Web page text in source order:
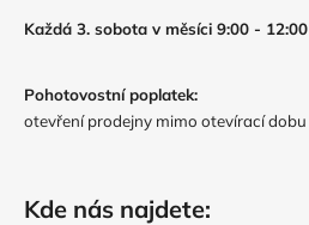
Každá 3. sobota v měsíci 9:00 - 12:00
Pohotovostní poplatek:
otevření prodejny mimo otevírací dobu
Kde nás najdete: